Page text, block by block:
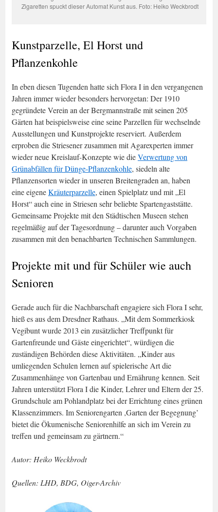
Zigaretten spuckt dieser Automat Kunst aus. Foto: Heiko Weckbrodt
Kunstparzelle, El Horst und
Pflanzenkohle
In eben diesen Tugenden hatte sich Flora I in den vergangenen
Jahren immer wieder besonders hervorgetan: Der 1910
gegründete Verein an der Bergmannstraße mit seinen 205
Gärten hat beispielsweise eine seine Parzellen für wechselnde
Ausstellungen und Kunstprojekte reserviert. Außerdem
erproben die Striesener zusammen mit Agarexperten immer
wieder neue Kreislauf-Konzepte wie dieVerwertung von
Grünabfällen für Dünge-Pflanzenkohle, siedeln alte
Pflanzensorten wieder in unseren Breitengraden an, haben
eine eigeneKräuterparzelle, einen Spielplatz und mit „El
Horst“ auch eine in Striesen sehr beliebte Spartengaststätte.
Gemeinsame Projekte mit den Städtischen Museen stehen
regelmäßig auf der Tagesordnung – darunter auch Vorgaben
zusammen mit den benachbarten Technischen Sammlungen.
Projekte mit und für Schüler wie auch
Senioren
Gerade auch für die Nachbarschaft engagiere sich Flora I sehr,
hieß es aus dem Dresdner Rathaus. „Mit dem Sommerkiosk
Vegibunt wurde 2013 ein zusätzlicher Treffpunkt für
Gartenfreunde und Gäste eingerichtet“, würdigen die
zuständigen Behörden diese Aktivitäten. „Kinder aus
umliegenden Schulen lernen auf spielerische Art die
Zusammenhänge von Gartenbau und Ernährung kennen. Seit
Jahren unterstützt Flora I die Kinder, Lehrer und Eltern der 25.
Grundschule am Pohlandplatz bei der Errichtung eines grünen
Klassenzimmers. Im Seniorengarten ,Garten der Begegnung’
bietet die Ökumenische Seniorenhilfe an sich im Verein zu
treffen und gemeinsam zu gärtnern.“
Autor: Heiko Weckbrodt
Quellen: LHD, BDG, Oiger-Archiv